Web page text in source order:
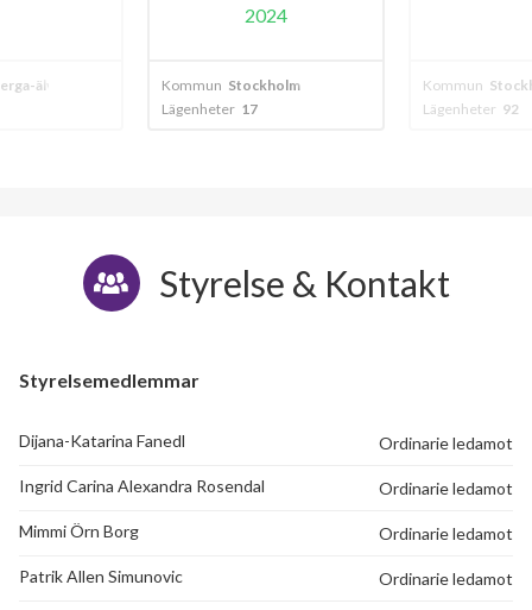
älvsjö - stockholm
2024
Kommun Stockholm
Lägenheter 17
Kommun
Lägenheter 92
Styrelse & Kontakt
Styrelsemedlemmar
Dijana-Katarina Fanedl Ordinarie ledamot
Ingrid Carina Alexandra Rosendal Ordinarie ledamot
Mimmi Örn Borg Ordinarie ledamot
Patrik Allen Simunovic Ordinarie ledamot